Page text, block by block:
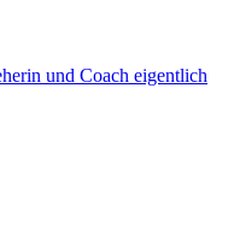
und Coach eigentlich